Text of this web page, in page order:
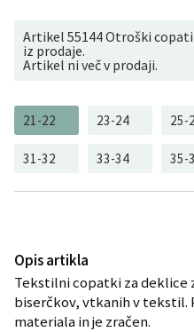
Artikel 55144 Otroški
iz prodaje.
Artikel ni več v prodaji.
21-22 23-24 25-
31-32 33-34 35-
Opis artikla
Tekstilni copatki za deklice
biserčkov, vtkanih v tekstil.
materiala in je zračen.